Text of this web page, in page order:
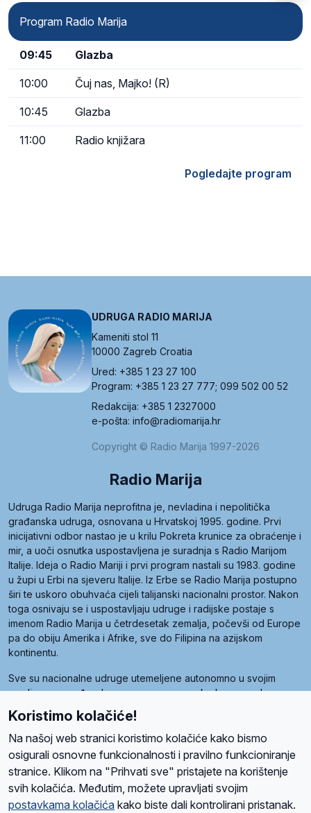
Program Radio Marija
09:45 Glazba
10:00 Čuj nas, Majko! (R)
10:45 Glazba
11:00 Radio knjižara
Pogledajte program
UDRUGA RADIO MARIJA
Kameniti stol 11
10000 Zagreb Croatia
Ured: +385 1 23 27 100
Program: +385 1 23 27 777; 099 502 00 52
Redakcija: +385 1 2327000
e-pošta: info@radiomarija.hr
Copyright © Radio Marija 1997-2026
Radio Marija
Udruga Radio Marija neprofitna je, nevladina i nepolitička
građanska udruga, osnovana u Hrvatskoj 1995. godine. Prvi
inicijativni odbor nastao je u krilu Pokreta krunice za obraćenje i
mir, a uoči osnutka uspostavljena je suradnja s Radio Marijom
Italije. Ideja o Radio Mariji i prvi program nastali su 1983. godine
u župi u Erbi na sjeveru Italije. Iz Erbe se Radio Marija postupno
širi te uskoro obuhvaća cijeli talijanski nacionalni prostor. Nakon
toga osnivaju se i uspostavljaju udruge i radijske postaje s
imenom Radio Marija u četrdesetak zemalja, počevši od Europe
pa do obiju Amerika i Afrike, sve do Filipina na azijskom
kontinentu.
Sve su nacionalne udruge utemeljene autonomno u svojim
zemljama, a međusobna su povezane preko krovne udruge
pod nazivom Svjetska obitelj Radio Marije (World Family of
Radio Maria). Svjetsku obitelj utemeljilo je sedam članica, među
kojima je i hrvatska Udruga Radio Marija.
O namaRadio ProgramVolonteriPrijateljiKontaktPravila privatnosti
Koristimo kolačiće!
Na našoj web stranici koristimo kolačiće kako bismo
osigurali osnovne funkcionalnosti i pravilno funkcioniranje
stranice. Klikom na "Prihvati sve" pristajete na korištenje
svih kolačića. Međutim, možete upravljati svojim
postavkama kolačića kako biste dali kontrolirani pristanak.